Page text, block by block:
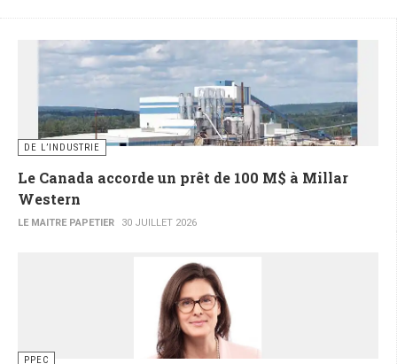
DE L’INDUSTRIE
Le Canada accorde un prêt de 100 M$ à Millar
Western
LE MAITRE PAPETIER 30 JUILLET 2026
PPEC